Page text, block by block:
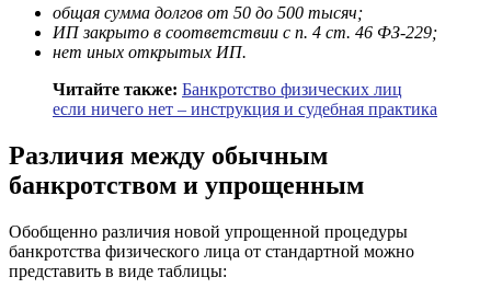
общая сумма долгов от 50 до 500 тысяч;
ИП закрыто в соответствии с п. 4 ст. 46 ФЗ-229;
нет иных открытых ИП.
Читайте также: Банкротство физических лиц
если ничего нет – инструкция и судебная практика
Различия между обычным
банкротством и упрощенным
Обобщенно различия новой упрощенной процедуры
банкротства физического лица от стандартной можно
представить в виде таблицы: